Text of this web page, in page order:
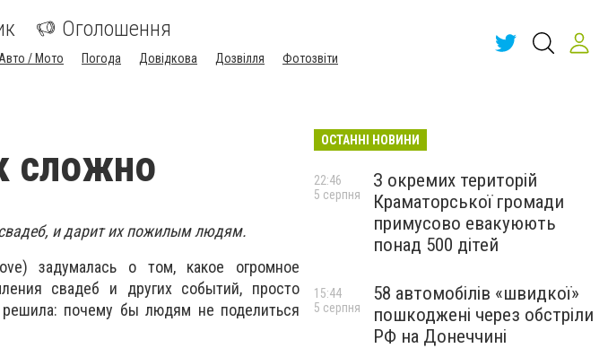
Оголошення
Авто / Мото Погода Довідкова Дозвілля Фотозвіти
сложно
и дарит их пожилым людям.
задумалась о том, какое огромное
свадеб и других событий, просто
почему бы людям не поделиться
ОСТАННІ НОВИНИ
З окремих територій
Краматорської громади
примусово евакуюють
понад 500 дітей
22:46
5 серпня
58 автомобілів «швидкої»
пошкоджені через обстріли
РФ на Донеччині
15:44
5 серпня